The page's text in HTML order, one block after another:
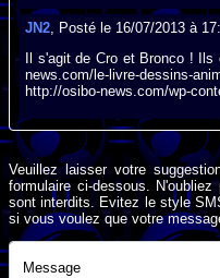
JN2 , Posté le 16/07/2013 à
Il s'agit de Cro et Bronco !
news.com/le-livre-dessins-
http://osibo-news.com/wp-
Veuillez laisser votre
formulaire ci-dessous.
sont interdits. Evitez le style
si vous voulez que votre
Message